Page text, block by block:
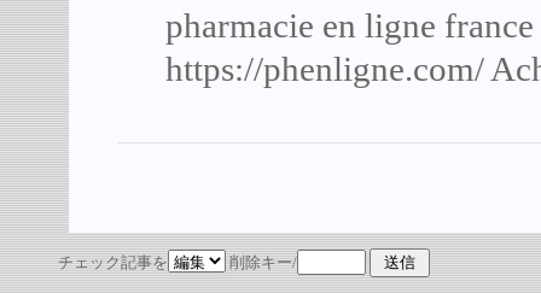
pharmacie en ligne
https://phenligne.com/
チェック記事を 削除キー/